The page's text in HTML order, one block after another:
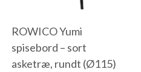
ROWICO Yumi
spisebord – sort
asketræ, rundt (Ø115)